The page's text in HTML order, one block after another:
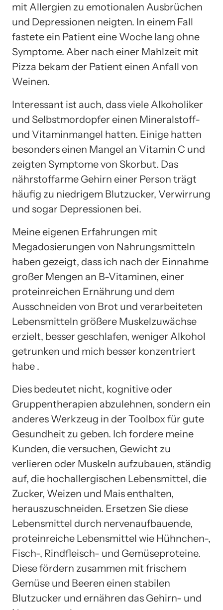
mit Allergien zu emotionalen Ausbrüchen
und Depressionen neigten. In einem Fall
fastete ein Patient eine Woche lang ohne
Symptome. Aber nach einer Mahlzeit mit
Pizza bekam der Patient einen Anfall von
Weinen.
Interessant ist auch, dass viele Alkoholiker
und Selbstmordopfer einen Mineralstoff-
und Vitaminmangel hatten. Einige hatten
besonders einen Mangel an Vitamin C und
zeigten Symptome von Skorbut. Das
nährstoffarme Gehirn einer Person trägt
häufig zu niedrigem Blutzucker, Verwirrung
und sogar Depressionen bei.
Meine eigenen Erfahrungen mit
Megadosierungen von Nahrungsmitteln
haben gezeigt, dass ich nach der Einnahme
großer Mengen an B-Vitaminen, einer
proteinreichen Ernährung und dem
Ausschneiden von Brot und verarbeiteten
Lebensmitteln größere Muskelzuwächse
erzielt, besser geschlafen, weniger Alkohol
getrunken und mich besser konzentriert
habe .
Dies bedeutet nicht, kognitive oder
Gruppentherapien abzulehnen, sondern ein
anderes Werkzeug in der Toolbox für gute
Gesundheit zu geben. Ich fordere meine
Kunden, die versuchen, Gewicht zu
verlieren oder Muskeln aufzubauen, ständig
auf, die hochallergischen Lebensmittel, die
Zucker, Weizen und Mais enthalten,
herauszuschneiden. Ersetzen Sie diese
Lebensmittel durch nervenaufbauende,
proteinreiche Lebensmittel wie Hühnchen-,
Fisch-, Rindfleisch- und Gemüseproteine.
Diese fördern zusammen mit frischem
Gemüse und Beeren einen stabilen
Blutzucker und ernähren das Gehirn- und